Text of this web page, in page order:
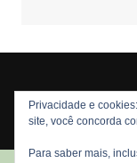
Copyright © 2026
Privacidade e
site, você concorda
Para saber mais,